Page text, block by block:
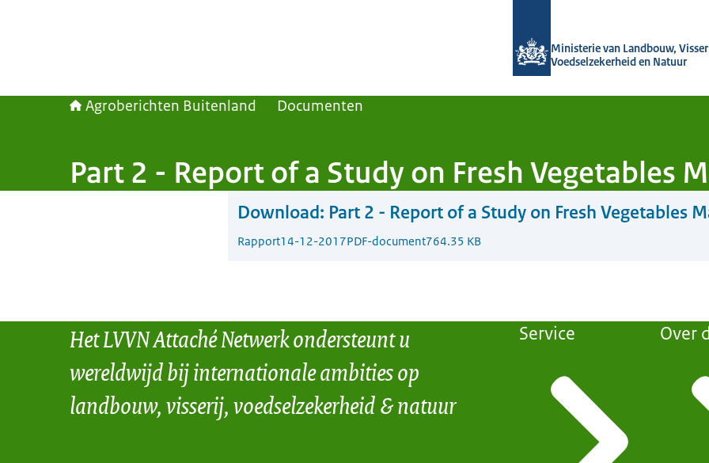
Ministerie van Landbouw,
Voedselzekerheid en Natuur
Agroberichten Buitenland Documenten
Part 2 - Report of a Study on Fresh Vegetables
Download: Part 2 - Report of a Study on Fresh Vegetables
Rapport14-12-2017PDF-document764.35 KB
Het LVVN Attaché Netwerk ondersteunt u
wereldwijd bij internationale ambities op
landbouw, visserij, voedselzekerheid & natuur
Service Over